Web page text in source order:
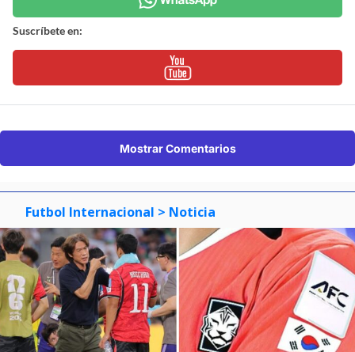
Suscríbete en:
Mostrar Comentarios
Futbol Internacional > Noticia